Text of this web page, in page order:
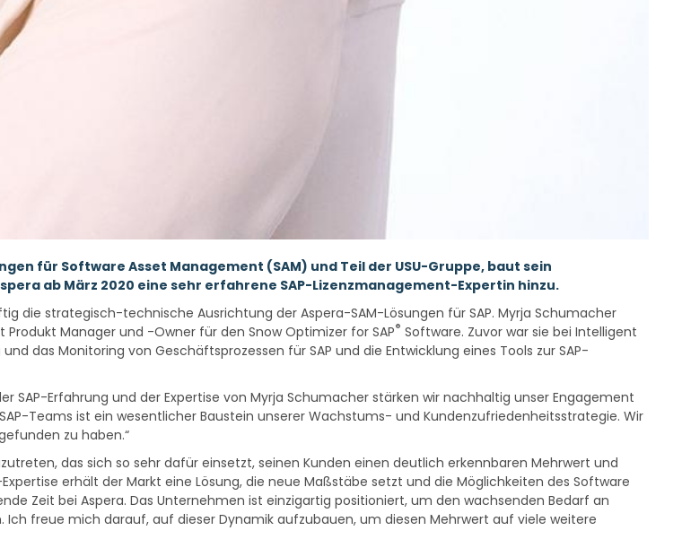
für Software Asset Management (SAM) und Teil der USU-Gruppe, baut sein
ab März 2020 eine sehr erfahrene SAP-Lizenzmanagement-Expertin hinzu.
die strategisch-technische Ausrichtung der Aspera-SAM-Lösungen für SAP. Myrja Schumacher
Manager und -Owner für den Snow Optimizer for SAP® Software. Zuvor war sie bei Intelligent
das Monitoring von Geschäftsprozessen für SAP und die Entwicklung eines Tools zur SAP-
SAP-Erfahrung und der Expertise von Myrja Schumacher stärken wir nachhaltig unser Engagement
Teams ist ein wesentlicher Baustein unserer Wachstums- und Kundenzufriedenheitsstrategie. Wir
zu haben.“
das sich so sehr dafür einsetzt, seinen Kunden einen deutlich erkennbaren Mehrwert und
erhält der Markt eine Lösung, die neue Maßstäbe setzt und die Möglichkeiten des Software
Zeit bei Aspera. Das Unternehmen ist einzigartig positioniert, um den wachsenden Bedarf an
freue mich darauf, auf dieser Dynamik aufzubauen, um diesen Mehrwert auf viele weitere